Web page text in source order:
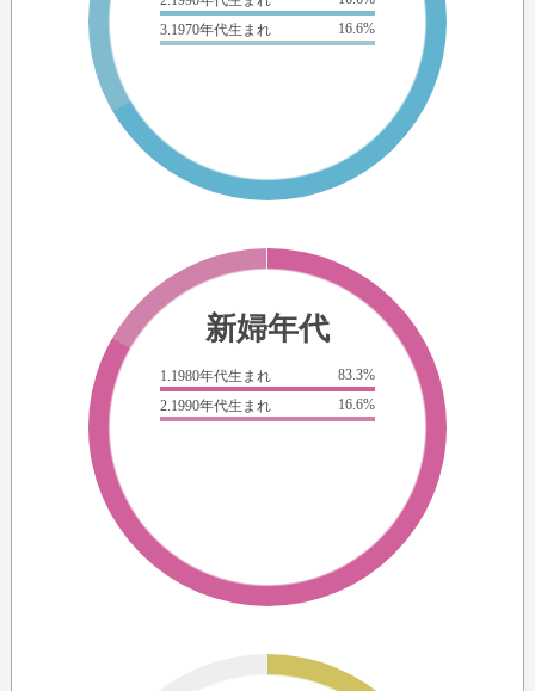
3.1970年代生まれ
16.6%
新婦年代
1.1980年代生まれ
83.3%
2.1990年代生まれ
16.6%